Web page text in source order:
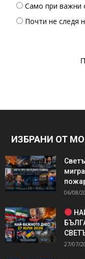
Само при важни
Почти не следя
ИЗБРАНИ ОТ
06/08/
27/07/